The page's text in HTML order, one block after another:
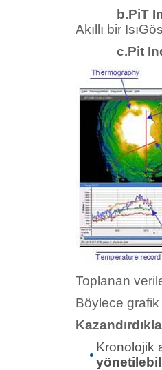
b.PiT
Akıllı bir
c.Pit
Toplanan
Böylece grafik
Kronolojik